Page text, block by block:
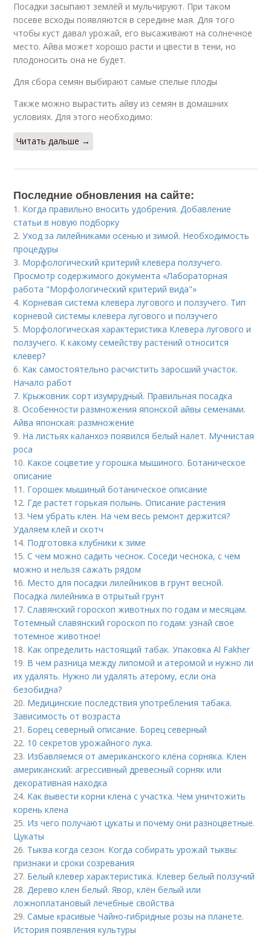
Посадки засыпают землёй и мульчируют. При таком
посеве всходы появляются в середине мая. Для того
чтобы куст давал урожай, его высаживают на солнечное
место. Айва может хорошо расти и цвести в тени, но
плодоносить она не будет.
Для сбора семян выбирают самые спелые плоды
Также можно вырастить айву из семян в домашних
условиях. Для этого необходимо:
Читать дальше →
Последние обновления на сайте:
1. Когда правильно вносить удобрения. Добавление
статьи в новую подборку
2.Уход за лилейниками осенью и зимой. Необходимость
процедуры
3. Морфологический критерий клевера ползучего.
Просмотр содержимого документа «Лабораторная
работа "Морфологический критерий вида"»
4. Корневая система клевера лугового и ползучего. Тип
корневой системы клевера лугового и ползучего
5. Морфологическая характеристика Клевера лугового и
ползучего. К какому семейству растений относится
клевер?
6. Как самостоятельно расчистить заросший участок.
Начало работ
7. Крыжовник сорт изумрудный. Правильная посадка
8.Особенности размножения японской айвы семенами.
Айва японская: размножение
9. На листьях каланхоэ появился белый налет. Мучнистая
роса
10. Какое соцветие у горошка мышиного. Ботаническое
описание
11. Горошек мышиный ботаническое описание
12. Где растет горькая полынь. Описание растения
13.Чем убрать клен. На чем весь ремонт держится?
Удаляем клей и скотч
14. Подготовка клубники к зиме
15.С чем можно садить чеснок. Соседи чеснока, с чем
можно и нельзя сажать рядом
16. Место для посадки лилейников в грунт весной.
Посадка лилейника в отрытый грунт
17.Славянский гороскоп животных по годам и месяцам.
Тотемный славянский гороскоп по годам: узнай свое
тотемное животное!
18. Как определить настоящий табак. Упаковка Al Fakher
19. В чем разница между липомой и атеромой и нужно ли
их удалять. Нужно ли удалять атерому, если она
безобидна?
20. Медицинские последствия употребления табака.
Зависимость от возраста
21. Борец северный описание. Борец северный
22. 10 секретов урожайного лука.
23. Избавляемся от американского клёна сорняка. Клен
американский: агрессивный древесный сорняк или
декоративная находка
24. Как вывести корни клена с участка. Чем уничтожить
корень клена
25. Из чего получают цукаты и почему они разноцветные.
Цукаты
26. Тыква когда сезон. Когда собирать урожай тыквы:
признаки и сроки созревания
27. Белый клевер характеристика. Клевер белый ползучий
28.Дерево клен белый. Явор, клён белый или
ложноплатановый лечебные свойства
29.Самые красивые Чайно-гибридные розы на планете.
История появления культуры